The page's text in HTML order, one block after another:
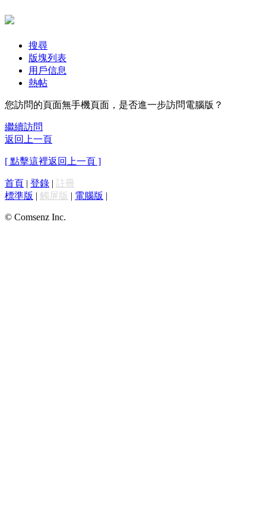
搜尋
版塊列表
用戶信息
熱帖
您訪問的頁面無手機頁面，是否進一步訪問電腦版？
繼續訪問
返回上一頁
[ 點擊這裡返回上一頁 ]
首頁 | 登錄 | 註冊
標準版 | 觸屏版 | 電腦版 |
© Comsenz Inc.